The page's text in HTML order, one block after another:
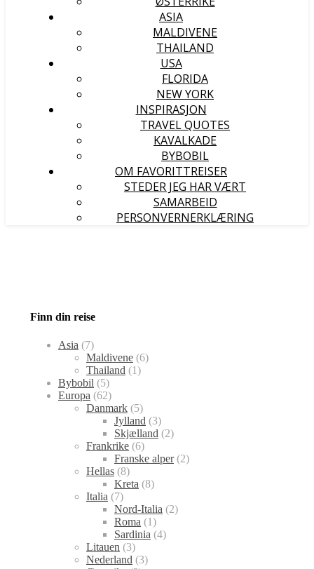
ASIA
MALDIVENE
THAILAND
USA
FLORIDA
NEW YORK
INSPIRASJON
TRAVEL QUOTES
KAVALKADE
BYBOBIL
OM FAVORITTREISER
STEDER JEG HAR VÆRT
SAMARBEID
PERSONVERNERKLÆRING
Finn din reise
Asia (7)
Maldivene (6)
Thailand (1)
Bybobil (5)
Europa (62)
Danmark (5)
Jylland (3)
Skjælland (2)
Frankrike (6)
Franske alper(2)
Hellas (8)
Kreta (8)
Italia (7)
Nord-Italia (2)
Roma (1)
Sardinia (4)
Litauen (3)
Nederland (3)